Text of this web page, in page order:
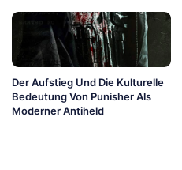
Der Aufstieg Und Die Kulturelle
Bedeutung Von Punisher Als
Moderner Antiheld